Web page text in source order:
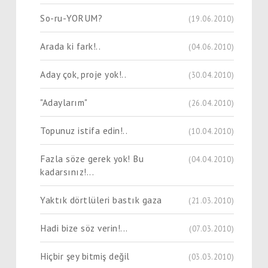
So-ru-YORUM? (19.06.2010)
Arada ki fark!.. (04.06.2010)
Aday çok, proje yok!.. (30.04.2010)
"Adaylarım" (26.04.2010)
Topunuz istifa edin!.. (10.04.2010)
Fazla söze gerek yok! Bu
kadarsınız!...
(04.04.2010)
Yaktık dörtlüleri bastık gaza (21.03.2010)
Hadi bize söz verin!... (07.03.2010)
Hiçbir şey bitmiş değil (03.03.2010)